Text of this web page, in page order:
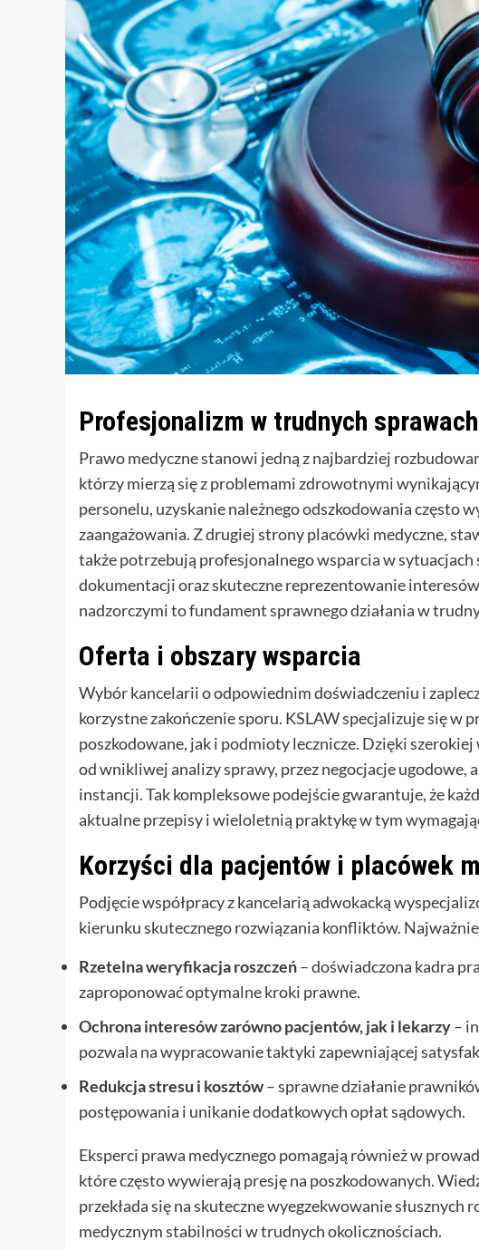
Profesjonalizm w trudnych
Prawo medyczne stanowi jedną z najbardziej
którzy mierzą się z problemami zdrowotnymi
personelu, uzyskanie należnego odszkodowania często
zaangażowania. Z drugiej strony placówki medyczne,
także potrzebują profesjonalnego wsparcia w
dokumentacji oraz skuteczne reprezentowanie
nadzorczymi to fundament sprawnego działania w
Oferta i obszary wsparcia
Wybór kancelarii o odpowiednim doświadczeniu i
korzystne zakończenie sporu. KSLAW specjalizuje się w
poszkodowane, jak i podmioty lecznicze. Dzięki
od wnikliwej analizy sprawy, przez negocjacje ugodowe,
instancji. Tak kompleksowe podejście gwarantuje, że
aktualne przepisy i wieloletnią praktykę w tym
Korzyści dla pacjentów i placówek
Podjęcie współpracy z kancelarią adwokacką
kierunku skutecznego rozwiązania konfliktów.
Rzetelna weryfikacja roszczeń– doświadczona kadra
zaproponować optymalne kroki prawne.
Ochrona interesów zarówno pacjentów, jak i lekarzy–
pozwala na wypracowanie taktyki zapewniającej
Redukcja stresu i kosztów– sprawne działanie
postępowania i unikanie dodatkowych opłat sądowych.
Eksperci prawa medycznego pomagają również w
które często wywierają presję na poszkodowanych.
przekłada się na skuteczne wyegzekwowanie słusznych
medycznym stabilności w trudnych okolicznościach.